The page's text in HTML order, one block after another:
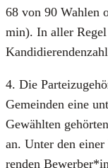
68 von 90 Wah­len
min). In aller
4. Die
Gemein­den eine
Gewähl­ten
an. Unter den
ren­den